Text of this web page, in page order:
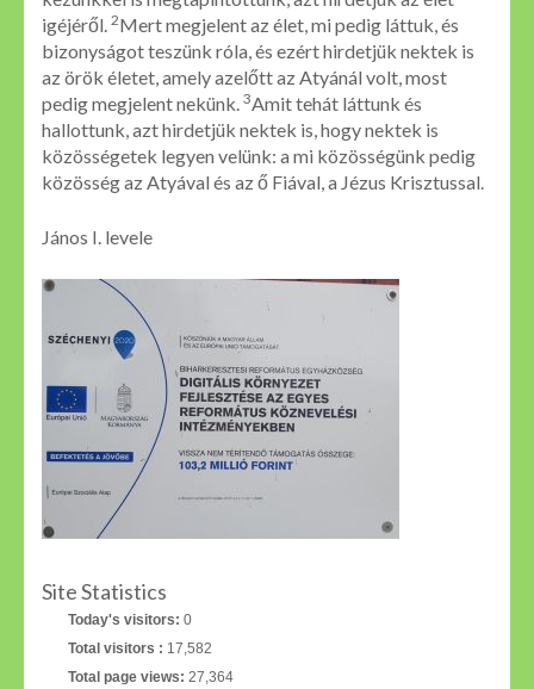
igéjéről. 2Mert megjelent az élet, mi pedig láttuk, és
bizonyságot teszünk róla, és ezért hirdetjük nektek is
az örök életet, amely azelőtt az Atyánál volt, most
pedig megjelent nekünk. 3Amit tehát láttunk és
hallottunk, azt hirdetjük nektek is, hogy nektek is
közösségetek legyen velünk: a mi közösségünk pedig
közösség az Atyával és az ő Fiával, a Jézus Krisztussal.
János I. levele
Site Statistics
Today's visitors: 0
Total visitors : 17,582
Total page views: 27,364